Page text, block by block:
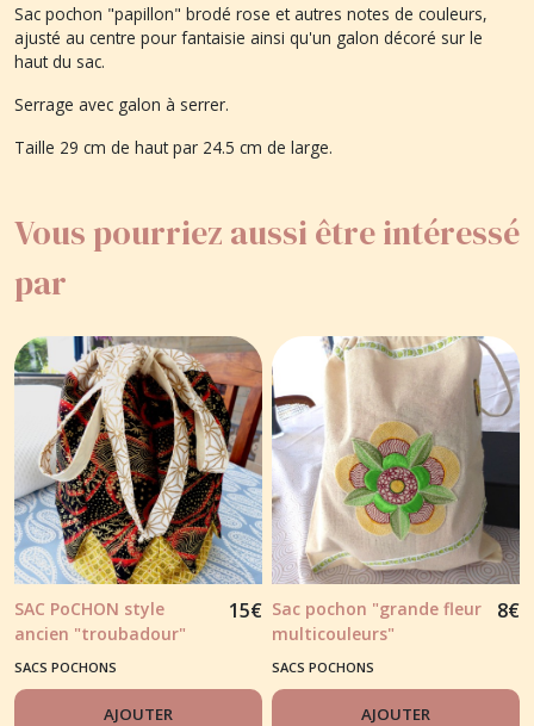
Sac pochon "papillon" brodé rose et autres notes de couleurs,
ajusté au centre pour fantaisie ainsi qu'un galon décoré sur le
haut du sac.
Serrage avec galon à serrer.
Taille 29 cm de haut par 24.5 cm de large.
Vous pourriez aussi être intéressé
par
SAC PoCHON style
ancien "troubadour"
15€
SACS POCHONS
AJOUTER
Sac pochon "grande fleur
multicouleurs"
8€
SACS POCHONS
AJOUTER